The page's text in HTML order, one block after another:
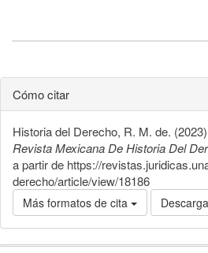
Cómo citar
Historia del Derecho, R. M. de.
Revista Mexicana De Historia Del
a partir de https://
derecho/article/view/18186
Más formatos de cita